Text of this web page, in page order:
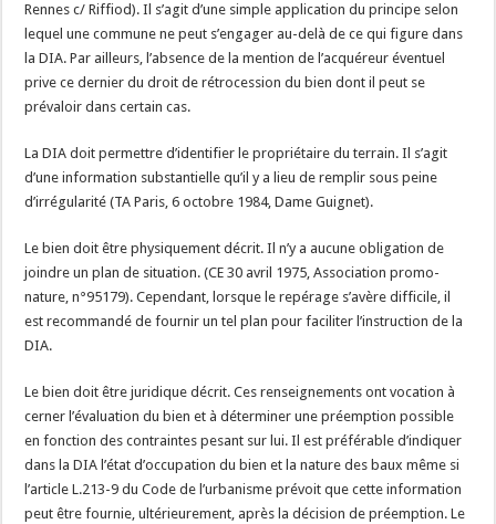
Rennes c/ Riffiod). Il s’agit d’une simple application du principe selon
lequel une commune ne peut s’engager au-delà de ce qui figure dans
la DIA. Par ailleurs, l’absence de la mention de l’acquéreur éventuel
prive ce dernier du droit de rétrocession du bien dont il peut se
prévaloir dans certain cas.
La DIA doit permettre d’identifier le propriétaire du terrain. Il s’agit
d’une information substantielle qu’il y a lieu de remplir sous peine
d’irrégularité (TA Paris, 6 octobre 1984, Dame Guignet).
Le bien doit être physiquement décrit. Il n’y a aucune obligation de
joindre un plan de situation. (CE 30 avril 1975, Association promo-
nature, n°95179). Cependant, lorsque le repérage s’avère difficile, il
est recommandé de fournir un tel plan pour faciliter l’instruction de la
DIA.
Le bien doit être juridique décrit. Ces renseignements ont vocation à
cerner l’évaluation du bien et à déterminer une préemption possible
en fonction des contraintes pesant sur lui. Il est préférable d’indiquer
dans la DIA l’état d’occupation du bien et la nature des baux même si
l’article L.213-9 du Code de l’urbanisme prévoit que cette information
peut être fournie, ultérieurement, après la décision de préemption. Le